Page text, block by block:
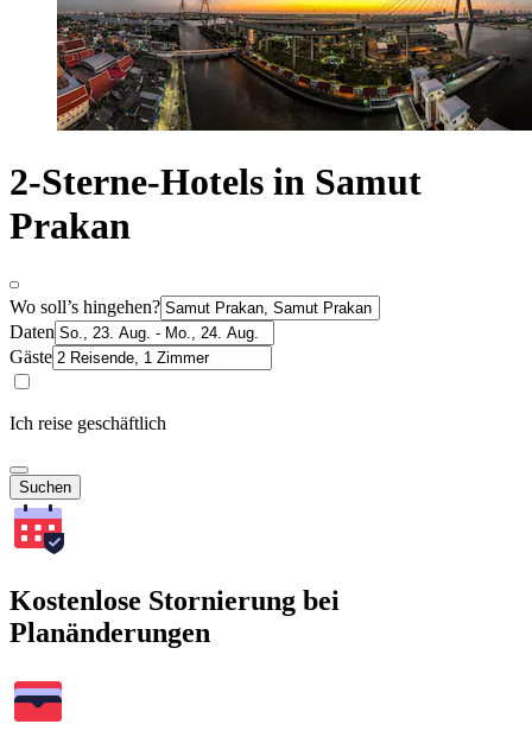
2-Sterne-Hotels in Samut
Prakan
Wo soll’s hingehen?
Daten
Gäste
Ich reise geschäftlich
Suchen
Kostenlose Stornierung bei
Planänderungen